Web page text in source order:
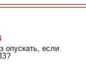
опускать, если